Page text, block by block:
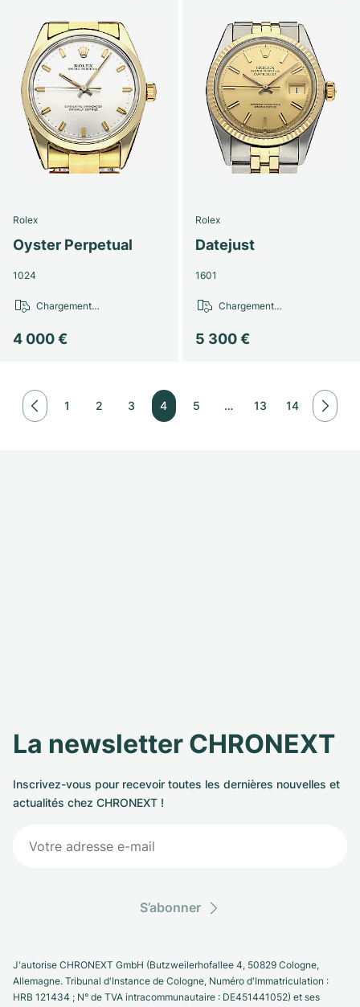
Rolex
Oyster Perpetual
1024
4 000 €
Chargement…
Rolex
Datejust
1601
5 300 €
Chargement…
1 2 3 4 5 … 13 14
La newsletter CHRONEXT
Inscrivez-vous pour recevoir toutes les dernières nouvelles et
actualités chez CHRONEXT !
S’abonner
J'autorise CHRONEXT GmbH (Butzweilerhofallee 4, 50829 Cologne,
Allemagne. Tribunal d'Instance de Cologne, Numéro d'Immatriculation :
HRB 121434 ; N° de TVA intracommunautaire : DE451441052) et ses